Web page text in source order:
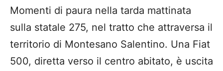
Momenti di paura nella tarda mattinata
sulla statale 275, nel tratto che attraversa il
territorio di Montesano Salentino. Una Fiat
500, diretta verso il centro abitato, è uscita